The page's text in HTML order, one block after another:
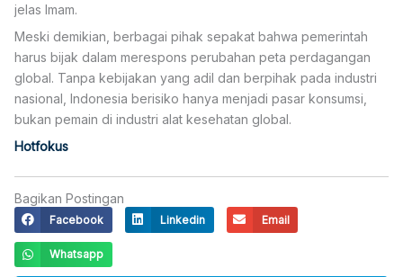
jelas Imam.
Meski demikian, berbagai pihak sepakat bahwa pemerintah
harus bijak dalam merespons perubahan peta perdagangan
global. Tanpa kebijakan yang adil dan berpihak pada industri
nasional, Indonesia berisiko hanya menjadi pasar konsumsi,
bukan pemain di industri alat kesehatan global.
Hotfokus
Bagikan Postingan
Facebook Linkedin Email
Whatsapp